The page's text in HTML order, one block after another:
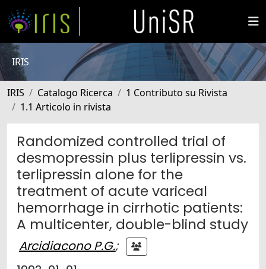
IRIS
IRIS Catalogo Ricerca
1 Contributo su Rivista
1.1 Articolo in rivista
Randomized controlled trial of
desmopressin plus terlipressin vs.
terlipressin alone for the
treatment of acute variceal
hemorrhage in cirrhotic patients:
A multicenter, double-blind study
Arcidiacono P.G.;